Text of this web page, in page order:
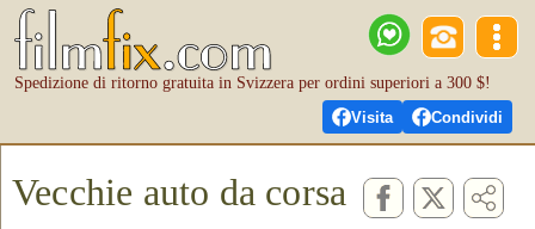
Visita Condividi
Spedizione di ritorno gratuita in Svizzera per ordini superiori a 300 $!
Vecchie auto da corsa